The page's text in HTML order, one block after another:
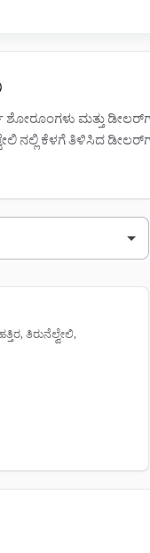
ಶೋರೂಂಗಳು ಮತ್ತು
ನಲ್ಲಿ ಕೆಳಗೆ ತಿಳಿಸಿದ
govt engineering
ತಿರುನೆಲ್ವೇಲಿ,